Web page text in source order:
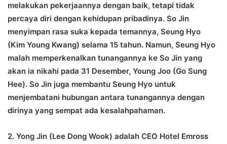
melakukan pekerjaannya dengan baik, tetapi tidak
percaya diri dengan kehidupan pribadinya. So Jin
menyimpan rasa suka kepada temannya, Seung Hyo
(Kim Young Kwang) selama 15 tahun. Namun, Seung Hyo
malah memperkenalkan tunangannya ke So Jin yang
akan ia nikahi pada 31 Desember, Young Joo (Go Sung
Hee). So Jin juga membantu Seung Hyo untuk
menjembatani hubungan antara tunangannya dengan
dirinya yang sempat ada kesalahpahaman.
2. Yong Jin (Lee Dong Wook) adalah CEO Hotel Emross